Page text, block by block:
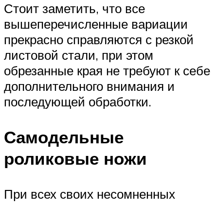
Стоит заметить, что все
вышеперечисленные вариации
прекрасно справляются с резкой
листовой стали, при этом
обрезанные края не требуют к себе
дополнительного внимания и
последующей обработки.
Самодельные
роликовые ножи
При всех своих несомненных